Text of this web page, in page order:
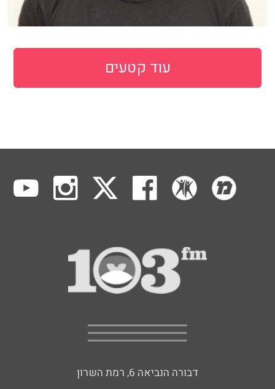
עוד קטעים
דבורה הנביאה 6, רמת השרון